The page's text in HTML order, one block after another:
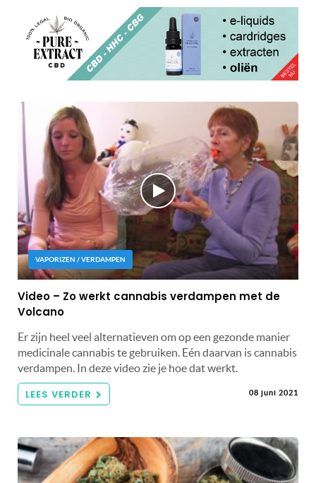
VAPORIZEN / VERDAMPEN
Video – Zo werkt cannabis verdampen met de
Volcano
Er zijn heel veel alternatieven om op een gezonde manier
medicinale cannabis te gebruiken. Eén daarvan is cannabis
verdampen. In deze video zie je hoe dat werkt.
LEES VERDER 08 juni 2021